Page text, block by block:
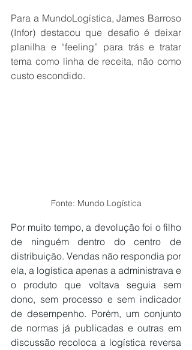
Para a MundoLogística, James Barroso
(Infor) destacou que desafio é deixar
planilha e “feeling” para trás e tratar
tema como linha de receita, não como
custo escondido.
Fonte: Mundo Logística
Por muito tempo, a devolução foi o filho
de ninguém dentro do centro de
distribuição. Vendas não respondia por
ela, a logística apenas a administrava e
o produto que voltava seguia sem
dono, sem processo e sem indicador
de desempenho. Porém, um conjunto
de normas já publicadas e outras em
discussão recoloca a logística reversa